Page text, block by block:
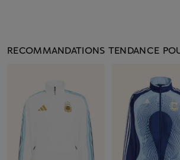
RECOMMANDATIONS TENDANCE